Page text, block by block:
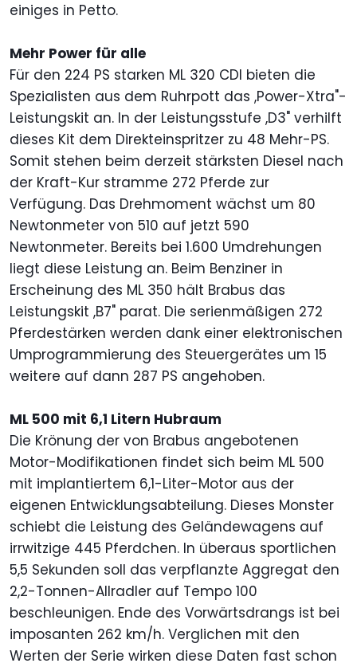
einiges in Petto.
Mehr Power für alle
Für den 224 PS starken ML 320 CDI bieten die
Spezialisten aus dem Ruhrpott das ,Power-Xtra"-
Leistungskit an. In der Leistungsstufe ,D3" verhilft
dieses Kit dem Direkteinspritzer zu 48 Mehr-PS.
Somit stehen beim derzeit stärksten Diesel nach
der Kraft-Kur stramme 272 Pferde zur
Verfügung. Das Drehmoment wächst um 80
Newtonmeter von 510 auf jetzt 590
Newtonmeter. Bereits bei 1.600 Umdrehungen
liegt diese Leistung an. Beim Benziner in
Erscheinung des ML 350 hält Brabus das
Leistungskit ,B7" parat. Die serienmäßigen 272
Pferdestärken werden dank einer elektronischen
Umprogrammierung des Steuergerätes um 15
weitere auf dann 287 PS angehoben.
ML 500 mit 6,1 Litern Hubraum
Die Krönung der von Brabus angebotenen
Motor-Modifikationen findet sich beim ML 500
mit implantiertem 6,1-Liter-Motor aus der
eigenen Entwicklungsabteilung. Dieses Monster
schiebt die Leistung des Geländewagens auf
irrwitzige 445 Pferdchen. In überaus sportlichen
5,5 Sekunden soll das verpflanzte Aggregat den
2,2-Tonnen-Allradler auf Tempo 100
beschleunigen. Ende des Vorwärtsdrangs ist bei
imposanten 262 km/h. Verglichen mit den
Werten der Serie wirken diese Daten fast schon